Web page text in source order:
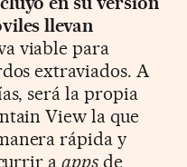
llevan
viable para
extraviados. A
será la propia
View la que
rápida y
aapps de